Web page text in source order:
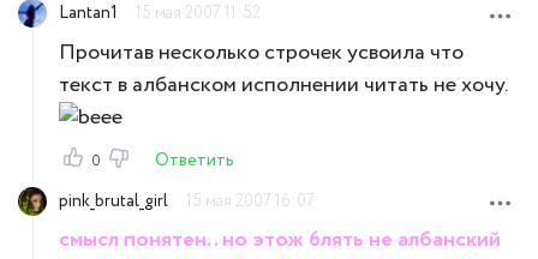
Lantan1
15 мая 2007 11:52
Прочитав несколько строчек усвоила что
текст в албанском исполнении читать не хочу.
0
Ответить
pink_brutal_girl
15 мая 2007 16:07
смысл понятен.. но этож 6лять не албанский